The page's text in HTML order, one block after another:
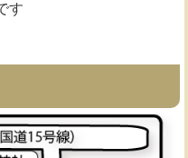
す